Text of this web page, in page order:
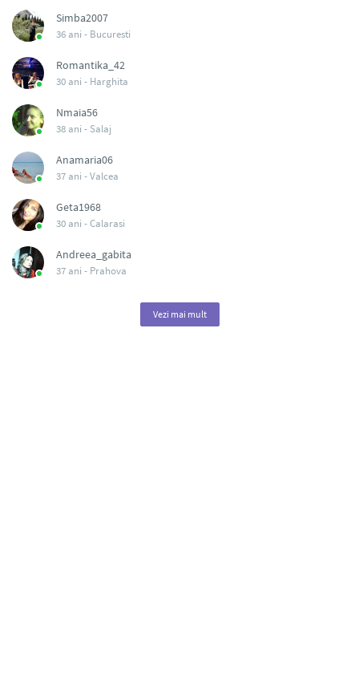
Simba2007
36 ani - Bucuresti
Romantika_42
30 ani - Harghita
Nmaia56
38 ani - Salaj
Anamaria06
37 ani -Valcea
Geta1968
30 ani -Calarasi
Andreea_gabita
37 ani - Prahova
Vezi mai mult